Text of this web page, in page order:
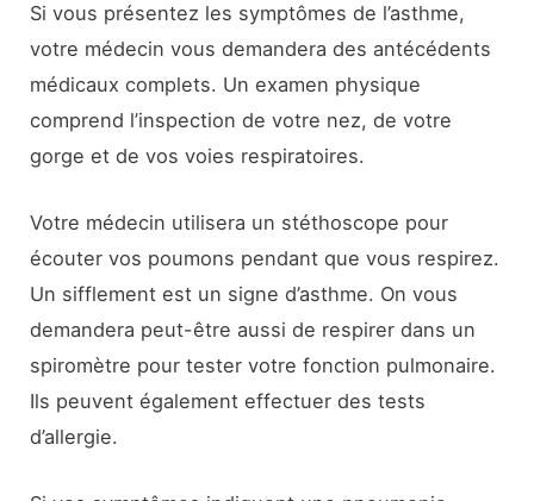
Si vous présentez les symptômes de l’asthme,
votre médecin vous demandera des antécédents
médicaux complets. Un examen physique
comprend l’inspection de votre nez, de votre
gorge et de vos voies respiratoires.
Votre médecin utilisera un stéthoscope pour
écouter vos poumons pendant que vous respirez.
Un sifflement est un signe d’asthme. On vous
demandera peut-être aussi de respirer dans un
spiromètre pour tester votre fonction pulmonaire.
Ils peuvent également effectuer des tests
d’allergie.